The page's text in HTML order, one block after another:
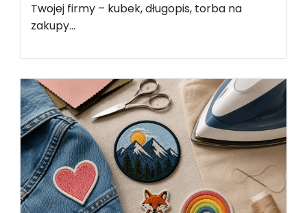
Twojej firmy – kubek, długopis, torba na
zakupy...